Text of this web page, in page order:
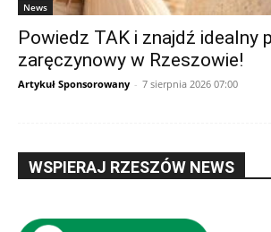
News
Powiedz TAK i znajdź idealny
zaręczynowy w Rzeszowie!
Artykuł Sponsorowany - 7 sierpnia 2026 07:00
WSPIERAJ RZESZÓW NEWS